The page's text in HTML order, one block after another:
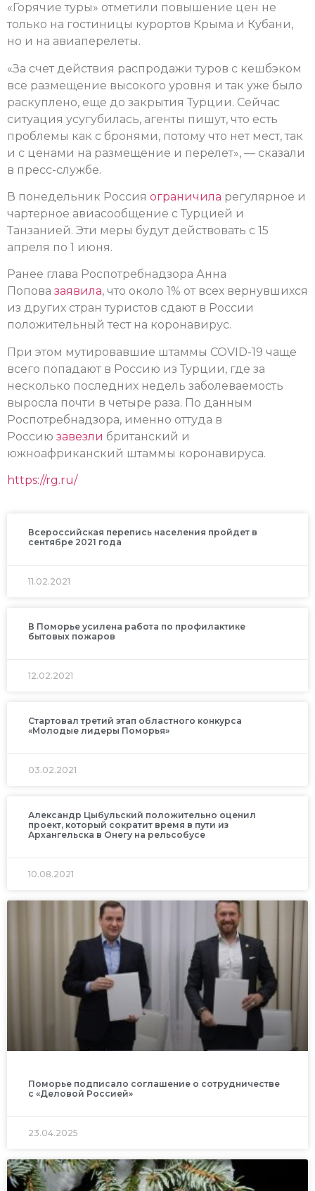
«Горячие туры» отметили повышение цен не
только на гостиницы курортов Крыма и Кубани,
но и на авиаперелеты.
«За счет действия распродажи туров с кешбэком
все размещение высокого уровня и так уже было
раскуплено, еще до закрытия Турции. Сейчас
ситуация усугубилась, агенты пишут, что есть
проблемы как с бронями, потому что нет мест, так
и с ценами на размещение и перелет», — сказали
в пресс-службе.
В понедельник Россия ограничила регулярное и
чартерное авиасообщение с Турцией и
Танзанией. Эти меры будут действовать с 15
апреля по 1 июня.
Ранее глава Роспотребнадзора Анна
Попова заявила, что около 1% от всех вернувшихся
из других стран туристов сдают в России
положительный тест на коронавирус.
При этом мутировавшие штаммы COVID-19 чаще
всего попадают в Россию из Турции, где за
несколько последних недель заболеваемость
выросла почти в четыре раза. По данным
Роспотребнадзора, именно оттуда в
Россию завезли британский и
южноафриканский штаммы коронавируса.
https://rg.ru/
Всероссийская перепись населения пройдет в
сентябре 2021 года
11.02.2021
В Поморье усилена работа по профилактике
бытовых пожаров
12.02.2021
Стартовал третий этап областного конкурса
«Молодые лидеры Поморья»
03.02.2021
Александр Цыбульский положительно оценил
проект, который сократит время в пути из
Архангельска в Онегу на рельсобусе
10.08.2021
Поморье подписало соглашение о сотрудничестве
с «Деловой Россией»
23.04.2025